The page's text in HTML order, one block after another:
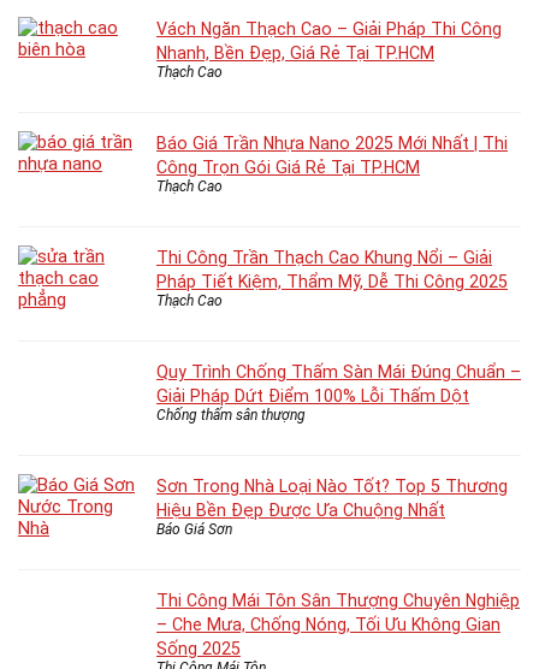
Vách Ngăn Thạch Cao – Giải Pháp Thi Công
Nhanh, Bền Đẹp, Giá Rẻ Tại TP.HCM
Thạch Cao
Báo Giá Trần Nhựa Nano 2025 Mới Nhất | Thi
Công Trọn Gói Giá Rẻ Tại TP.HCM
Thạch Cao
Thi Công Trần Thạch Cao Khung Nổi – Giải
Pháp Tiết Kiệm, Thẩm Mỹ, Dễ Thi Công 2025
Thạch Cao
Quy Trình Chống Thấm Sàn Mái Đúng Chuẩn –
Giải Pháp Dứt Điểm 100% Lỗi Thấm Dột
Chống thấm sân thượng
Sơn Trong Nhà Loại Nào Tốt? Top 5 Thương
Hiệu Bền Đẹp Được Ưa Chuộng Nhất
Báo Giá Sơn
Thi Công Mái Tôn Sân Thượng Chuyên Nghiệp
– Che Mưa, Chống Nóng, Tối Ưu Không Gian
Sống 2025